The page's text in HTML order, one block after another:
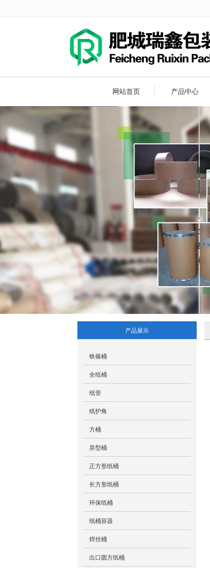
网站首页 产品中心
产品展示
铁箍桶
全纸桶
纸管
纸护角
方桶
异型桶
正方形纸桶
长方形纸桶
环保纸桶
纸桶容器
焊丝桶
出口圆方纸桶